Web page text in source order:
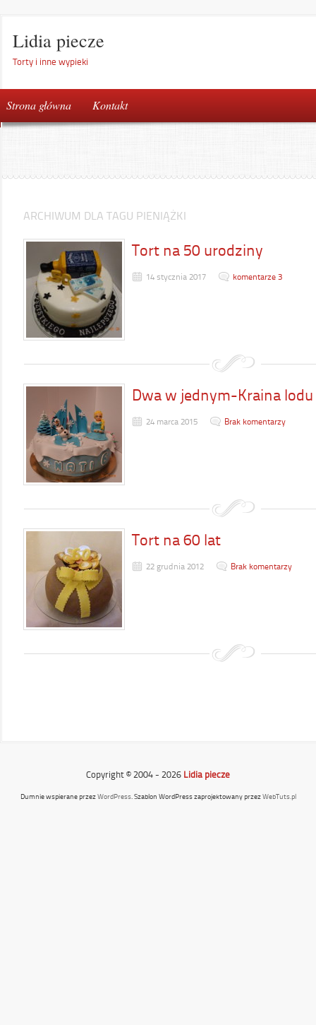
Lidia piecze
Torty i inne wypieki
Strona główna Kontakt
ARCHIWUM DLA TAGU PIENIĄŻKI
Tort na 50 urodziny
14 stycznia 2017 komentarze 3
Dwa w jednym-Kraina
24 marca 2015 Brak komentarzy
Tort na 60 lat
22 grudnia 2012 Brak komentarzy
Copyright © 2004 - 2026 Lidia piecze
Dumnie wspierane przezWordPress. Szablon WordPress zaprojektowany przezWebTuts.pl